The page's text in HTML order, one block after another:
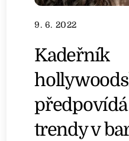
9. 6. 2022
Kadeřník
trendy v